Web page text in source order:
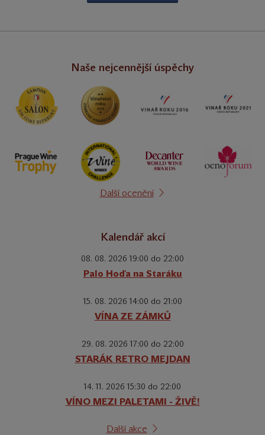
Naše nejcennější úspěchy
Další ocenění
Kalendář akcí
08. 08. 2026 19:00 do 22:00
Palo Hoďa na Staráku
15. 08. 2026 14:00 do 21:00
VÍNA ZE ZÁMKŮ
29. 08. 2026 17:00 do 22:00
STARÁK RETRO MEJDAN
14. 11. 2026 15:30 do 22:00
VÍNO MEZI PALETAMI - ŽIVĚ!
Další akce